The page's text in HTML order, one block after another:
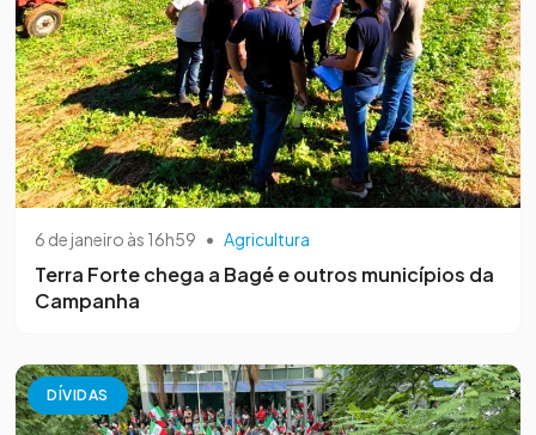
6 de janeiro às 16h59 • Agricultura
Terra Forte chega a Bagé e outros municípios da
Campanha
DÍVIDAS